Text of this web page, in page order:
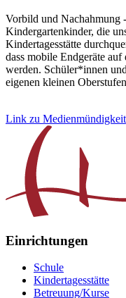
Vorbild und Nachahmung
Kindergartenkinder, die
Kindertagesstätte
dass mobile Endgeräte
werden. Schüler*innen
eigenen kleinen
Link zu Medienmündigkeit
Einrichtungen
Schule
Kindertagesstätte
Betreuung/Kurse